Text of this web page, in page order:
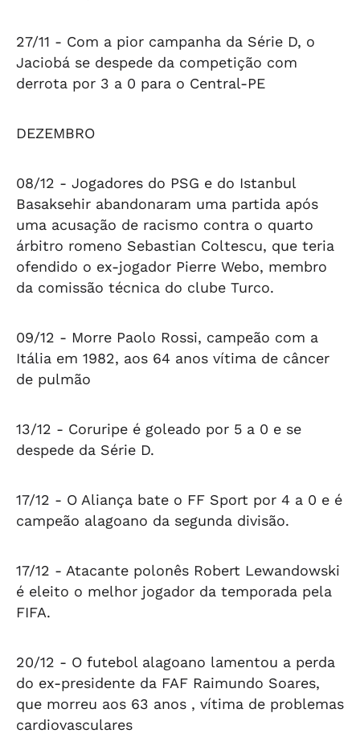
27/11 - Com a pior campanha da Série D, o
Jaciobá se despede da competição com
derrota por 3 a 0 para o Central-PE
DEZEMBRO
08/12 - Jogadores do PSG e do Istanbul
Basaksehir abandonaram uma partida após
uma acusação de racismo contra o quarto
árbitro romeno Sebastian Coltescu, que teria
ofendido o ex-jogador Pierre Webo, membro
da comissão técnica do clube Turco.
09/12 - Morre Paolo Rossi, campeão com a
Itália em 1982, aos 64 anos vítima de câncer
de pulmão
13/12 - Coruripe é goleado por 5 a 0 e se
despede da Série D.
17/12 - O Aliança bate o FF Sport por 4 a 0 e é
campeão alagoano da segunda divisão.
17/12 - Atacante polonês Robert Lewandowski
é eleito o melhor jogador da temporada pela
FIFA.
20/12 - O futebol alagoano lamentou a perda
do ex-presidente da FAF Raimundo Soares,
que morreu aos 63 anos , vítima de problemas
cardiovasculares